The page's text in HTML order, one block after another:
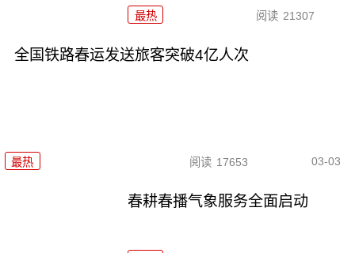
最热 阅读 21307
全国铁路春运发送旅客突破4亿人次
最热 阅读 17653 03-03
春耕春播气象服务全面启动